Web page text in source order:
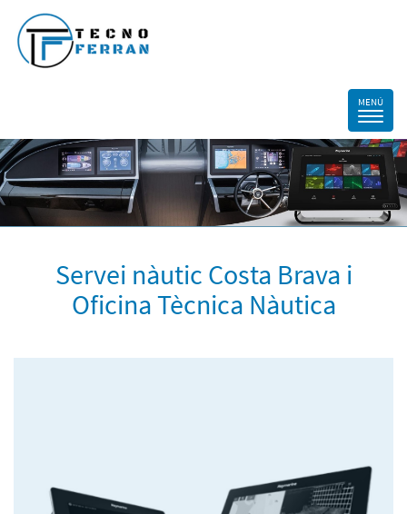
Servei nàutic Costa Brava i
Oficina Tècnica Nàutica